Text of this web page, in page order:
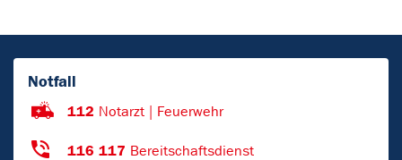
Notfall
112 Notarzt | Feuerwehr
116 117 Bereitschaftsdienst